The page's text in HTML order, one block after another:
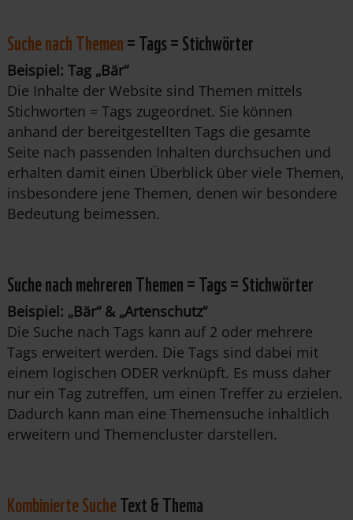
Suche nach Themen= Tags = Stichwörter
Beispiel: Tag „Bär“
Die Inhalte der Website sind Themen mittels
Stichworten = Tags zugeordnet. Sie können
anhand der bereitgestellten Tags die gesamte
Seite nach passenden Inhalten durchsuchen und
erhalten damit einen Überblick über viele Themen,
insbesondere jene Themen, denen wir besondere
Bedeutung beimessen.
Suche nach mehreren Themen = Tags = Stichwörter
Beispiel: „Bär“ & „Artenschutz“
Die Suche nach Tags kann auf 2 oder mehrere
Tags erweitert werden. Die Tags sind dabei mit
einem logischen ODER verknüpft. Es muss daher
nur ein Tag zutreffen, um einen Treffer zu erzielen.
Dadurch kann man eine Themensuche inhaltlich
erweitern und Themencluster darstellen.
Kombinierte SucheText & Thema